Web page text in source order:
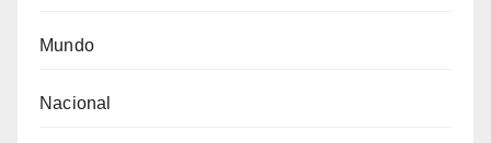
Mundo
Nacional